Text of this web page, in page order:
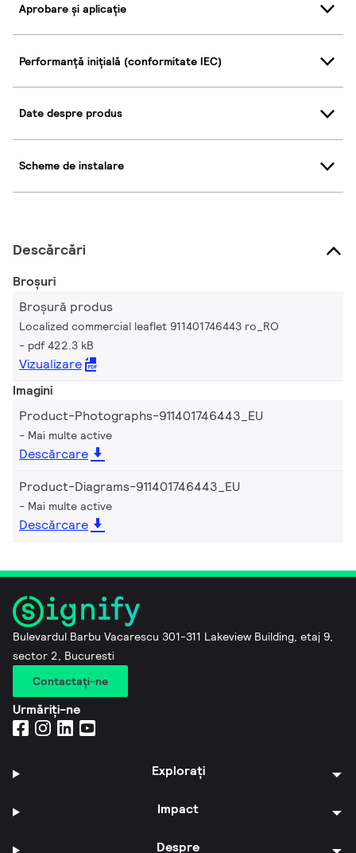
Aprobare și aplicație
Performanță inițială (conformitate IEC)
Date despre produs
Scheme de instalare
Descărcări
Broșuri
Broșură produs
Localized commercial leaflet 911401746443 ro_RO
pdf 422.3 kB
Vizualizare
Imagini
Product-Photographs-911401746443_EU
Mai multe active
Descărcare
Product-Diagrams-911401746443_EU
Mai multe active
Descărcare
Bulevardul Barbu Vacarescu 301-311 Lakeview Building, etaj 9,
sector 2, Bucuresti
Contactaţi-ne
Urmăriți-ne
Explorați
Impact
Despre